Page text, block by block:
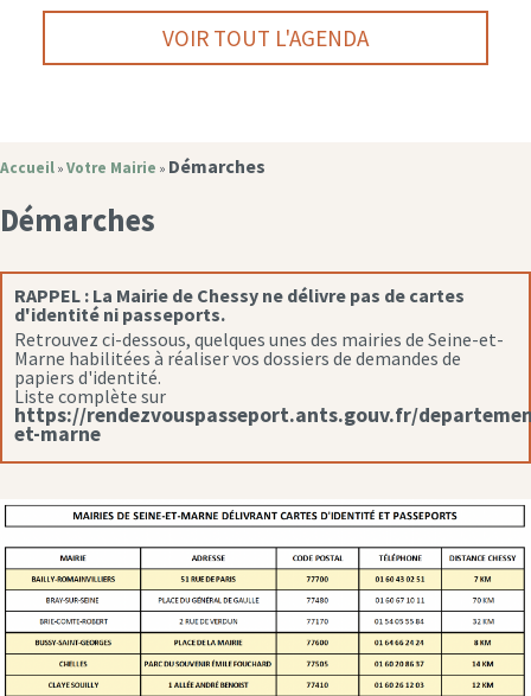
VOIR TOUT L'AGENDA
Accueil » Votre Mairie » Démarches
Démarches
RAPPEL : La Mairie de Chessy ne délivre pas de cartes
d'identité ni passeports.
Retrouvez ci-dessous, quelques unes des mairies de Seine-et-
Marne habilitées à réaliser vos dossiers de demandes de
papiers d'identité.
Liste complète sur
https://rendezvouspasseport.ants.gouv.fr/
et-marne